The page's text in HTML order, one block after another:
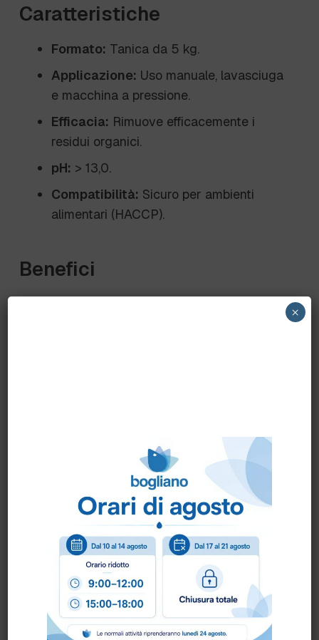
Caratteristiche
Formato: Tanica da 5 kg.
Applicazione: Uso manuale, lavasciuga
e macchina a pressione.
Efficacia: Rimuove efficacemente i
residui organici.
pH: > 13,0.
Compatibilità: Sicuro per ambienti
alimentari (HACCP).
Benefici
essenze, ed è conforme agli standard
Adatto a Superfici Resistenti:
Sicuro
su superfici dure, ma evitare l’alluminio.
Consigli d'Uso
Per uso manuale o con lavasciuga:
Diluire il prodotto al 2%-3% (200 ml –
300 ml in 10 L d'acqua).
×